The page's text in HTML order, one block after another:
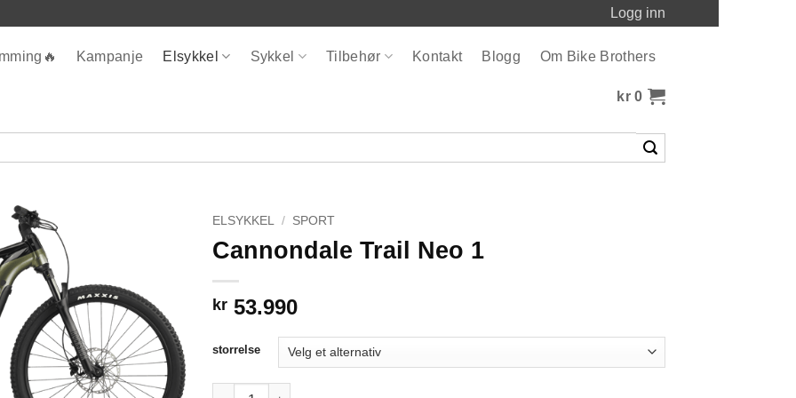
Logg inn
Kampanje Elsykkel Sykkel Tilbehør Kontakt Blogg Om Bike Brothers
kr 0
ELSYKKEL / SPORT
Cannondale Trail Neo 1
kr 53.990
storrelse
Cannondale Trail Neo 1 antall